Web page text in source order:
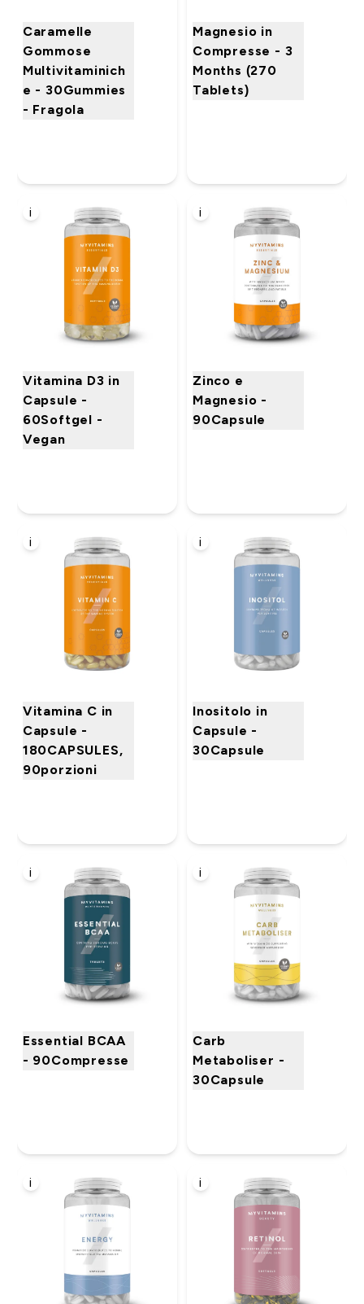
Caramelle
Gommose
Multivitaminich
e - 30Gummies
- Fragola
Magnesio in
Compresse - 3
Months (270
Tablets)
i
Vitamina D3 in
Capsule -
60Softgel -
Vegan
i
Zinco e
Magnesio -
90Capsule
i
Vitamina C in
Capsule -
180CAPSULES,
90porzioni
i
Inositolo in
Capsule -
30Capsule
i
Essential BCAA
- 90Compresse
i
Carb
Metaboliser -
30Capsule
i i